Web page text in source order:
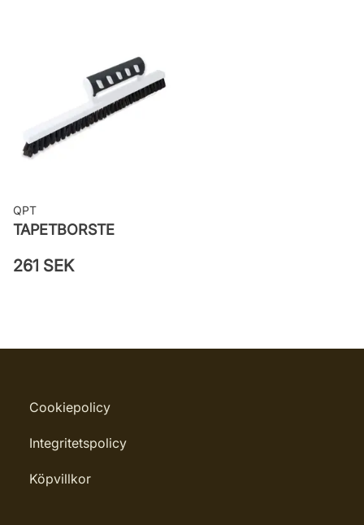
woven
Applicering av lim: Lim strykes på
väggen
Leverantörens artikelnummer:
QPT
TAPETBORSTE
261 SEK
Cookiepolicy
Integritetspolicy
Köpvillkor